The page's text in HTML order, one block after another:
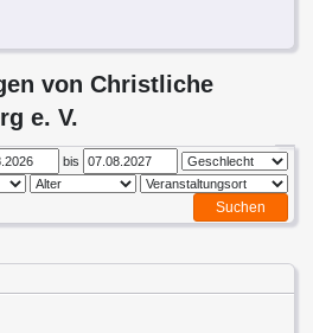
von Christliche
e. V.
bis